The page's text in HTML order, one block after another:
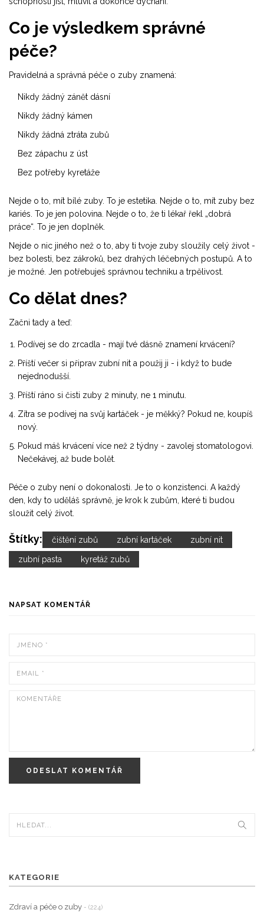
Co je výsledkem správné
péče?
Pravidelná a správná péče o zuby znamená:
Nikdy žádný zánět dásní
Nikdy žádný kámen
Nikdy žádná ztráta zubů
Bez zápachu z úst
Bez potřeby kyretáže
Nejde o to, mít bílé zuby. To je estetika. Nejde o to, mít zuby bez
kariés. To je jen polovina. Nejde o to, že ti lékař řekl „dobrá
práce“. To je jen doplněk.
Nejde o nic jiného než o to, aby ti tvoje zuby sloužily celý život -
bez bolesti, bez zákroků, bez drahých léčebných postupů. A to
je možné. Jen potřebuješ správnou techniku a trpělivost.
Co dělat dnes?
Začni tady a teď:
Podívej se do zrcadla - mají tvé dásně znamení krvácení?
Příští večer si připrav zubní nit a použij ji - i když to bude
nejednodušší.
Příští ráno si čisti zuby 2 minuty, ne 1 minutu.
Zítra se podívej na svůj kartáček - je měkký? Pokud ne, koupíš
nový.
Pokud máš krvácení více než 2 týdny - zavolej stomatologovi.
Nečekávej, až bude bolět.
Péče o zuby není o dokonalosti. Je to o konzistenci. A každý
den, kdy to uděláš správně, je krok k zubům, které ti budou
sloužit celý život.
Štítky: čištění zubů zubní kartáček zubní nit
zubní pasta kyretáž zubů
NAPSAT KOMENTÁŘ
ODESLAT KOMENTÁŘ
KATEGORIE
Zdraví a péče o zuby - (224)